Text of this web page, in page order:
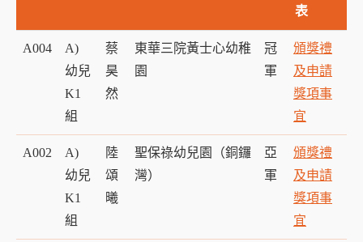
表
A004
A)
幼兒
K1
組
蔡
昊
然
東華三院黃士心幼稚
園
冠
軍
頒獎禮
及申請
獎項事
宜
A002
A)
幼兒
K1
組
陸
頌
曦
聖保祿幼兒園（銅鑼
灣）
亞
軍
頒獎禮
及申請
獎項事
宜